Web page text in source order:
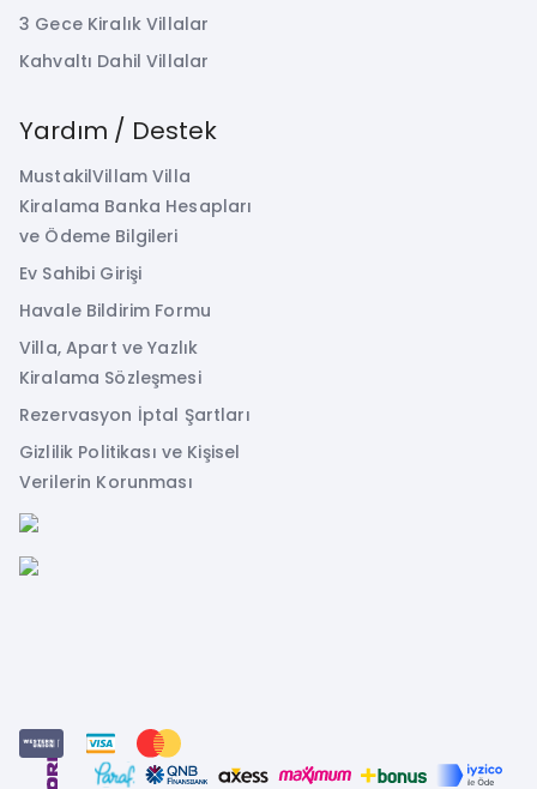
3 Gece Kiralık Villalar
Kahvaltı Dahil Villalar
Yardım / Destek
MustakilVillam Villa
Kiralama Banka Hesapları
ve Ödeme Bilgileri
Ev Sahibi Girişi
Havale Bildirim Formu
Villa, Apart ve Yazlık
Kiralama Sözleşmesi
Rezervasyon İptal Şartları
Gizlilik Politikası ve Kişisel
Verilerin Korunması